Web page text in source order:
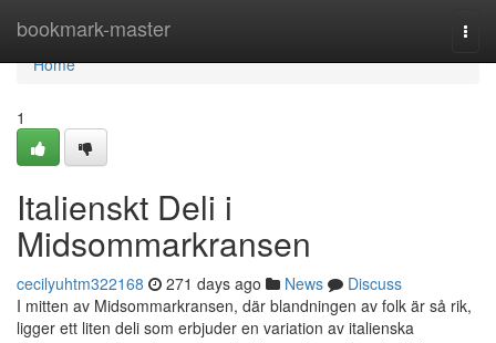
bookmark-master
Home
Home
1
Italienskt Deli i
Midsommarkransen
cecilyuhtm322168 271 days ago News
Discuss
I mitten av Midsommarkransen, där blandningen av folk är så rik,
ligger ett liten deli som erbjuder en variation av italienska